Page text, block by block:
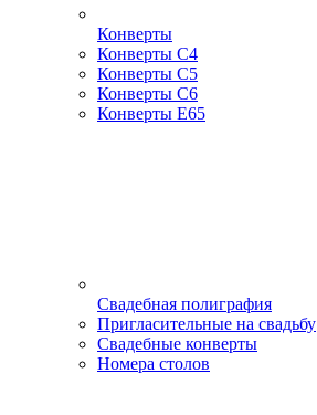
Конверты
Конверты С4
Конверты С5
Конверты С6
Конверты Е65
Свадебная полиграфия
Пригласительные на свадьбу
Свадебные конверты
Номера столов